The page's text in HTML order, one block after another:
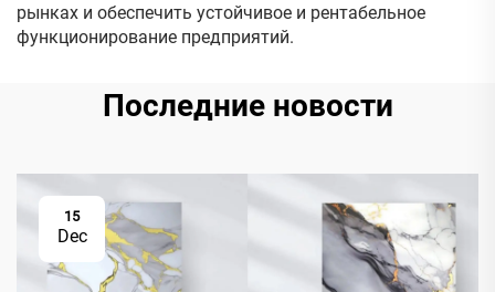
рынках и обеспечить устойчивое и рентабельное
функционирование предприятий.
Последние новости
15
Dec